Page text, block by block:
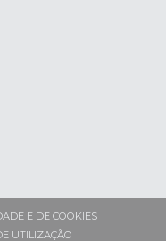
E DE COOKIES
UTILIZAÇÃO